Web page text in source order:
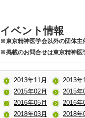
イベント情報
※東京精神医学会以外の団体主
※掲載のお問合せは東京精神医
2013年11月
2013年
2015年02月
2015年
2016年05月
2016年
2018年03月
2018年